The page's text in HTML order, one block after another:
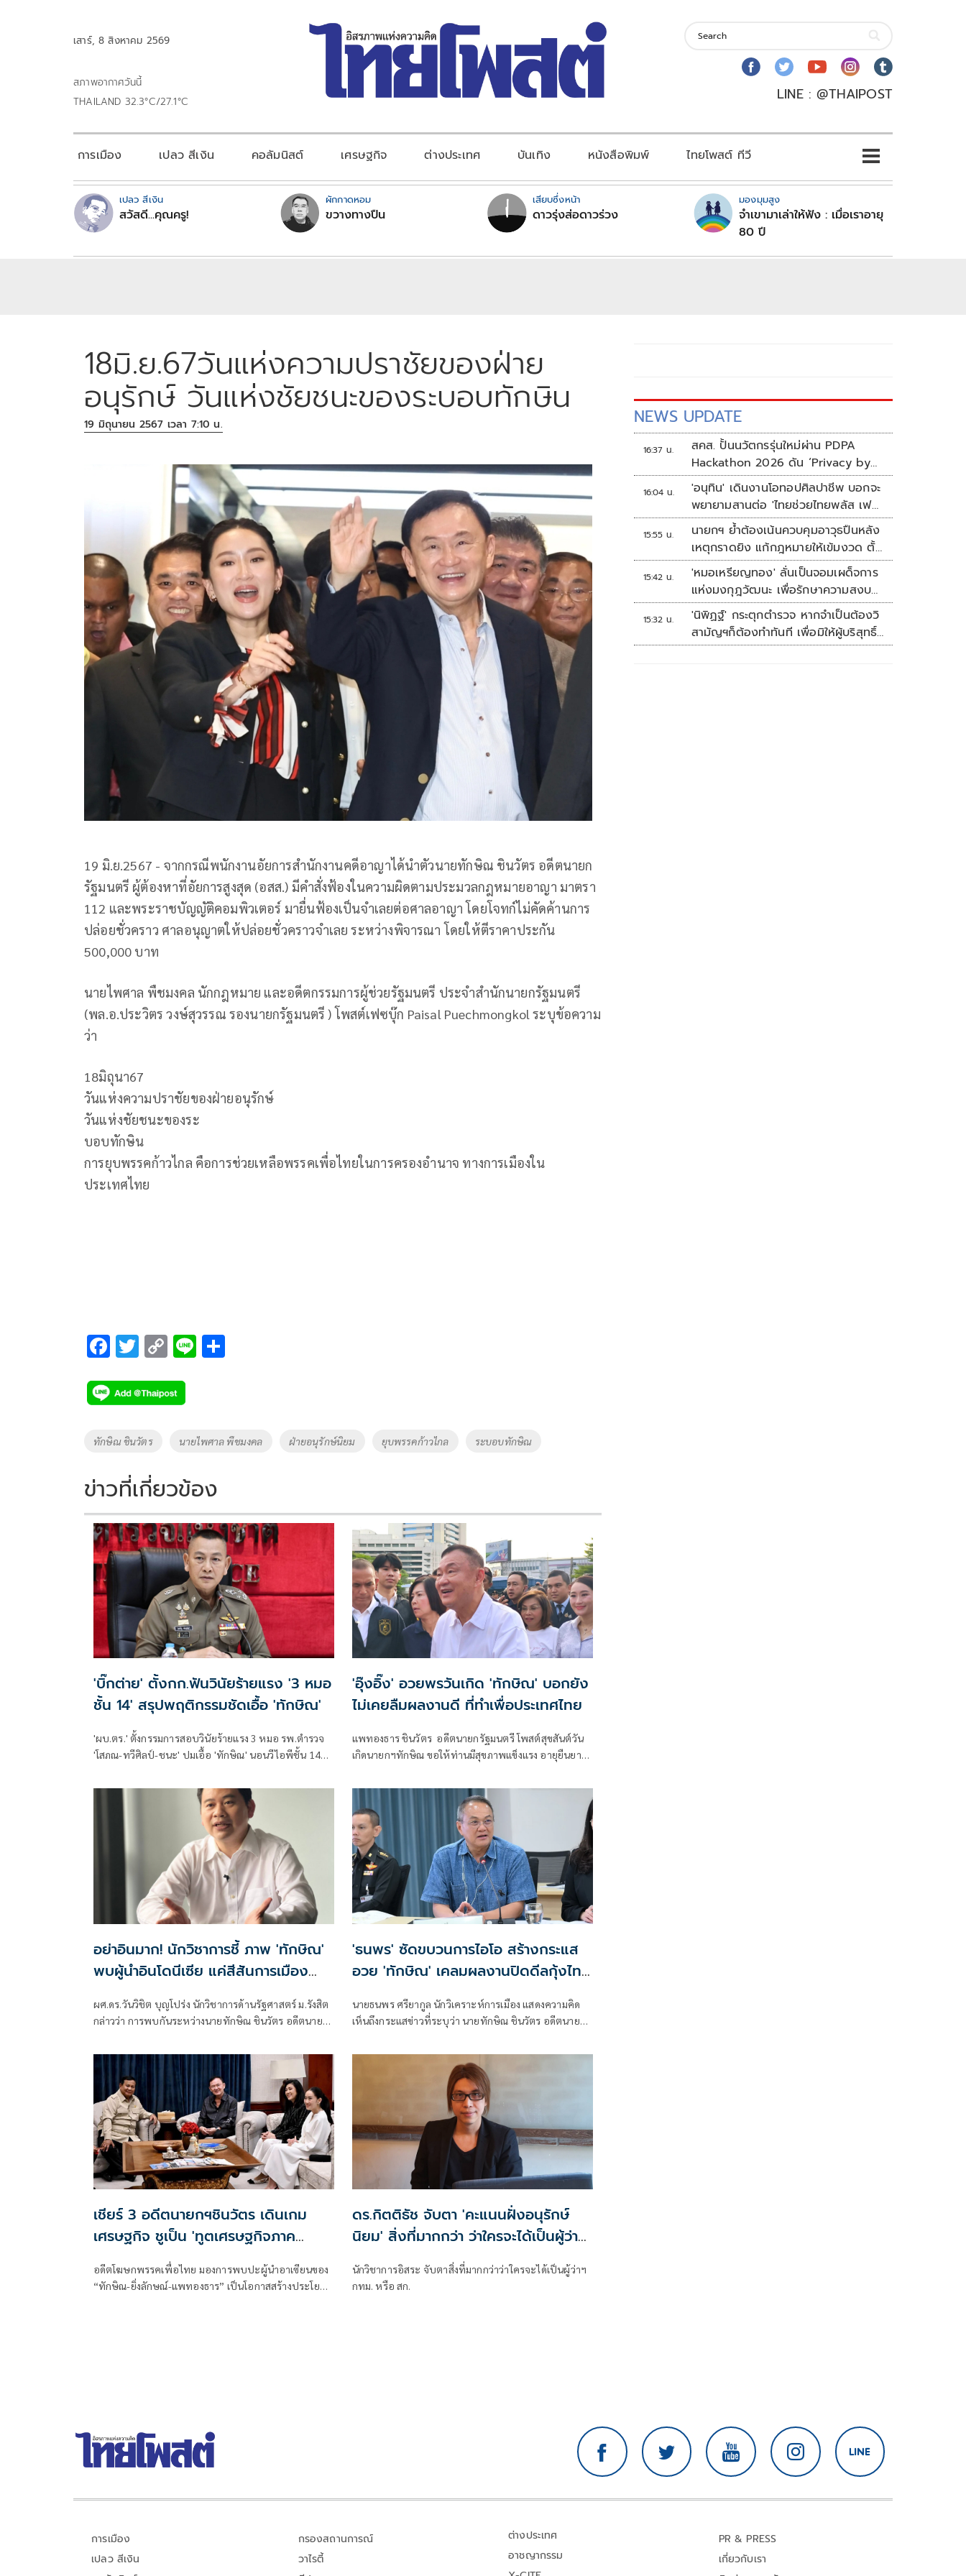
เสาร์, 8 สิงหาคม 2569
สภาพอากาศวันนี้
THAILAND 32.3°C/27.1°C
LINE : @THAIPOST
การเมือง เปลว สีเงิน คอลัมนิสต์ เศรษฐกิจ ต่างประเทศ บันเทิง หนังสือพิมพ์ ไทยโพสต์ ทีวี
เปลว สีเงิน
สวัสดี...คุณครู!
ผักกาดหอม
ขวางทางปืน
เสียบซึ่งหน้า
ดาวรุ่งส่อดาวร่วง
มองมุมสูง
จำเขามาเล่าให้ฟัง : เมื่อเราอายุ
80 ปี
18มิ.ย.67วันแห่งความปราชัยของฝ่าย
อนุรักษ์ วันแห่งชัยชนะของระบอบทักษิน
19 มิถุนายน 2567 เวลา 7:10 น.
19 มิ.ย.2567 - จากกรณีพนักงานอัยการสำนักงานคดีอาญาได้นำตัวนายทักษิณ ชินวัตร อดีตนายก
รัฐมนตรี ผู้ต้องหาที่อัยการสูงสุด (อสส.) มีคำสั่งฟ้องในความผิดตามประมวลกฎหมายอาญา มาตรา
112 และพระราชบัญญัติคอมพิวเตอร์ มายื่นฟ้องเป็นจำเลยต่อศาลอาญา โดยโจทก์ไม่คัดค้านการ
ปล่อยชั่วคราว ศาลอนุญาตให้ปล่อยชั่วคราวจำเลย ระหว่างพิจารณา โดยให้ตีราคาประกัน
500,000 บาท
นายไพศาล พืชมงคล นักกฎหมาย และอดีตกรรมการผู้ช่วยรัฐมนตรี ประจำสำนักนายกรัฐมนตรี
(พล.อ.ประวิตร วงษ์สุวรรณ รองนายกรัฐมนตรี ) โพสต์เฟซบุ๊ก Paisal Puechmongkol ระบุข้อความ
ว่า
18มิถุนา67
วันแห่งความปราชัยของฝ่ายอนุรักษ์
วันแห่งชัยชนะของระ
บอบทักษิน
การยุบพรรคก้าวไกล คือการช่วยเหลือพรรคเพื่อไทยในการครองอำนาจ ทางการเมืองใน
ประเทศไทย
F
e
b
o
k
T
tt
er
C
p
y
Li
k
Li
Tags
ทักษิณ ชินวัตร นายไพศาล พืชมงคล ฝ่ายอนุรักษ์นิยม ยุบพรรคก้าวไกล ระบอบทักษิณ
ข่าวที่เกี่ยวข้อง
'บิ๊กต่าย' ตั้งกก.ฟันวินัยร้ายแรง '3 หมอ
ชั้น 14' สรุปพฤติกรรมชัดเอื้อ 'ทักษิณ'
'ผบ.ตร.' ตั้งกรรมการสอบวินัยร้ายแรง 3 หมอ รพ.ตำรวจ
'โสภณ-ทวีศิลป์-ชนะ' ปมเอื้อ 'ทักษิณ' นอนวีไอพีชั้น 14
'อุ๊งอิ๊ง' อวยพรวันเกิด 'ทักษิณ' บอกยัง
ไม่เคยลืมผลงานดี ที่ทำเพื่อประเทศไทย
แพทองธาร ชินวัตร อดีตนายกรัฐมนตรี โพสต์สุขสันต์วัน
เกิดนายกฯทักษิณ ขอให้ท่านมีสุขภาพแข็งแรง อายุยืนยาว
อย่าอินมาก! นักวิชาการชี้ ภาพ 'ทักษิณ'
พบผู้นำอินโดนีเซีย แค่สีสันการเมือง
ไม่ใช่แปลก ย้ำ นานาชาติเข้าใจ นายกฯ-
ผศ.ดร.วันวิชิต บุญโปร่ง นักวิชาการด้านรัฐศาสตร์ ม.รังสิต
กล่าวว่า การพบกันระหว่างนายทักษิณ ชินวัตร อดีตนายก
อินโดนีเซีย ไม่ใช่เรื่องผิดปกติ เพราะทั้งสองมีความสัมพันธ์
ส่วนตัวที่สั่งสมมาเป็นเวลานาน ภาพที่ออกมา เป็นสีสัน
การเมืองเท่านั้น
'ธนพร' ซัดขบวนการไอโอ สร้างกระแส
อวย 'ทักษิณ' เคลมผลงานปิดดีลกุ้งไทย
นายธนพร ศรียากูล นักวิเคราะห์การเมือง แสดงความคิด
เห็นถึงกระแสข่าวที่ระบุว่า นายทักษิณ ชินวัตร อดีตนายก
ออกกุ้งไทยไปยังประเทศมาเลเซีย โดยระบุว่า ข่าวดังกล่าว
เป็นเพียงการสร้างกระแสจากผู้สนับสนุนทางการเมือง
เชียร์ 3 อดีตนายกฯชินวัตร เดินเกม
เศรษฐกิจ ชูเป็น 'ทูตเศรษฐกิจภาค
อดีตโฆษกพรรคเพื่อไทย มองการพบปะผู้นำอาเซียนของ
“ทักษิณ-ยิ่งลักษณ์-แพทองธาร” เป็นโอกาสสร้างประโยชน์
ดร.กิตติธัช จับตา 'คะแนนฝั่งอนุรักษ์
นิยม' สิ่งที่มากกว่า ว่าใครจะได้เป็นผู้ว่าฯ
นักวิชาการอิสระ จับตาสิ่งที่มากกว่าว่าใครจะได้เป็นผู้ว่าฯ
กทม. หรือ สก.
NEWS UPDATE
16:37 น.
สคส. ปั้นนวัตกรรุ่นใหม่ผ่าน PDPA
Hackathon 2026 ดัน ‘Privacy by
Design for all’ สู่โซลูชันคุ้มครอง
ข้อมูลส่วนบุคคลที่ใช้ได้จริง
16:04 น.
'อนุทิน' เดินงานโอทอปศิลปาชีพ บอกจะ
พยายามสานต่อ 'ไทยช่วยไทยพลัส เฟส
2'
15:55 น.
นายกฯ ย้ำต้องเน้นควบคุมอาวุธปืนหลัง
เหตุกราดยิง แก้กฎหมายให้เข้มงวด ตั้ง
ด่านตรวจเพิ่ม
15:42 น.
'หมอเหรียญทอง' ลั่นเป็นจอมเผด็จการ
แห่งมงกุฎวัฒนะ เพื่อรักษาความสงบ
ปลอดภัยภายในรพ.
15:32 น.
'นิพิฏฐ์' กระตุกตำรวจ หากจำเป็นต้องวิ
สามัญฯก็ต้องทำทันที เพื่อมิให้ผู้บริสุทธิ์
เสียชีวิตเพิ่ม
การเมือง
เปลว สีเงิน
กรองสถานการณ์
วาไรตี้
ต่างประเทศ
อาชญากรรม
PR & PRESS
เกี่ยวกับเรา